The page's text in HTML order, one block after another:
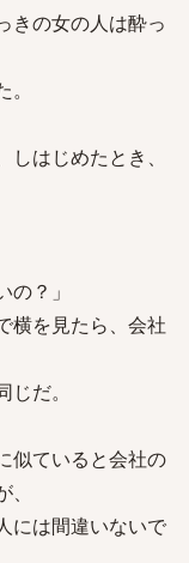
きの女の人は酔っ
はじめたとき、
の？」
横を見たら、会社
だ。
似ていると会社の
には間違いないで